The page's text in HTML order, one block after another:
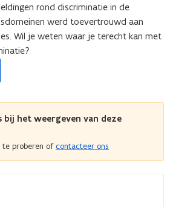
rond discriminatie in de
werd toevertrouwd aan
Wil je weten waar je terecht kan met
bij het weergeven van deze
te proberen ofcontacteer ons